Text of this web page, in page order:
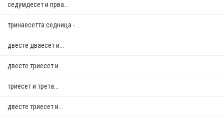
седумдесет и прва...
тринаесетта седница -...
двестe дваесет и...
двестe триесет и...
триесет и трета...
двестe триесет и...